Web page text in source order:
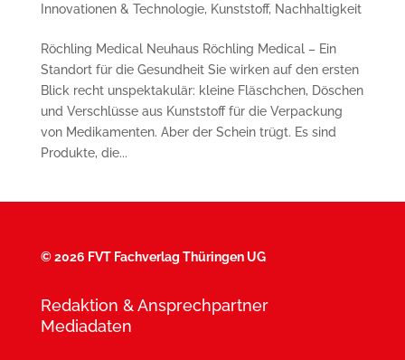
Innovationen & Technologie, Kunststoff, Nachhaltigkeit
Röchling Medical Neuhaus Röchling Medical – Ein
Standort für die Gesundheit Sie wirken auf den ersten
Blick recht unspektakulär: kleine Fläschchen, Döschen
und Verschlüsse aus Kunststoff für die Verpackung
von Medikamenten. Aber der Schein trügt. Es sind
Produkte, die...
©2026 FVT Fachverlag Thüringen UG
Redaktion & Ansprechpartner
Mediadaten